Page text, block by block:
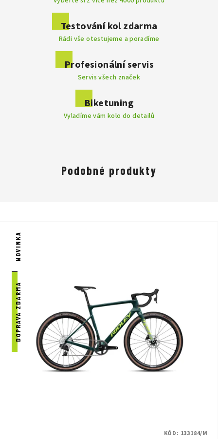
Testování kol zdarma
Rádi vše otestujeme a poradíme
Profesionální servis
Servis všech značek
Biketuning
Vyladíme vám kolo do detailů
Podobné produkty
NOVINKA
DOPRAVA ZDARMA
KÓD: 133184/M